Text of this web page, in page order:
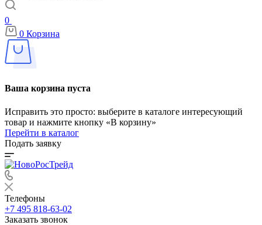
0
0 Корзина
Ваша корзина пуста
Исправить это просто: выберите в каталоге интересующий
товар и нажмите кнопку «В корзину»
Перейти в каталог
Подать заявку
Телефоны
+7 495 818-63-02
Заказать звонок